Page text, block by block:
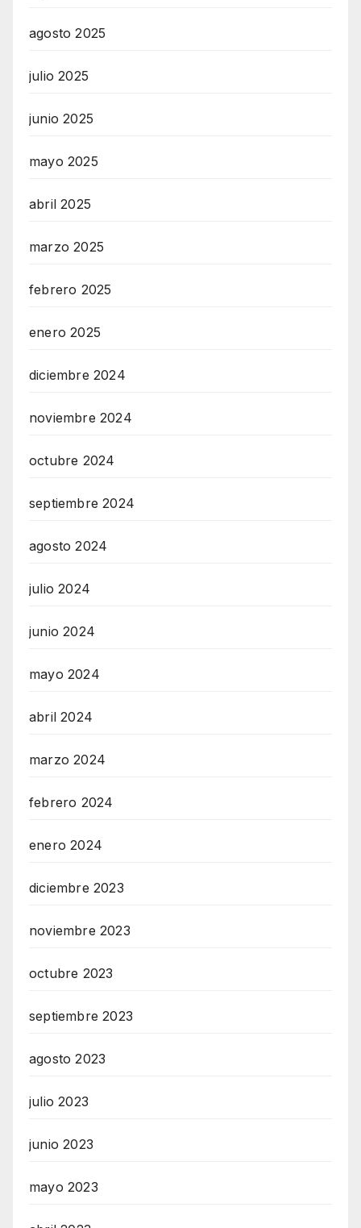
agosto 2025
julio 2025
junio 2025
mayo 2025
abril 2025
marzo 2025
febrero 2025
enero 2025
diciembre 2024
noviembre 2024
octubre 2024
septiembre 2024
agosto 2024
julio 2024
junio 2024
mayo 2024
abril 2024
marzo 2024
febrero 2024
enero 2024
diciembre 2023
noviembre 2023
octubre 2023
septiembre 2023
agosto 2023
julio 2023
junio 2023
mayo 2023